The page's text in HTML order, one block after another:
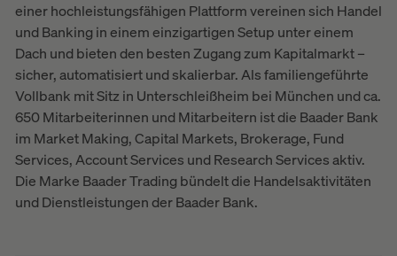
einer hochleistungsfähigen Plattform vereinen sich Handel
und Banking in einem einzigartigen Setup unter einem
Dach und bieten den besten Zugang zum Kapitalmarkt –
sicher, automatisiert und skalierbar. Als familiengeführte
Vollbank mit Sitz in Unterschleißheim bei München und ca.
650 Mitarbeiterinnen und Mitarbeitern ist die Baader Bank
im Market Making, Capital Markets, Brokerage, Fund
Services, Account Services und Research Services aktiv.
Die Marke Baader Trading bündelt die Handelsaktivitäten
und Dienstleistungen der Baader Bank.